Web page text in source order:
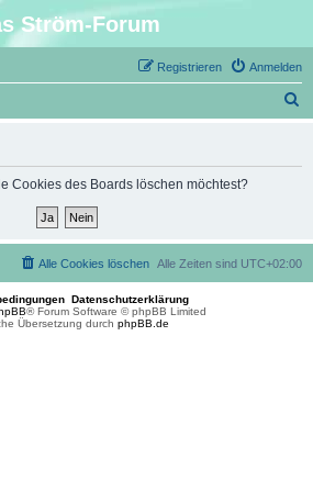
Ström-Forum
Anmelden
Registrieren
Cookies des Boards löschen möchtest?
Alle Zeiten sind UTC+02:00
Alle Cookies löschen
Datenschutzerklärung
® Forum Software © phpBB Limited
Übersetzung durch phpBB.de